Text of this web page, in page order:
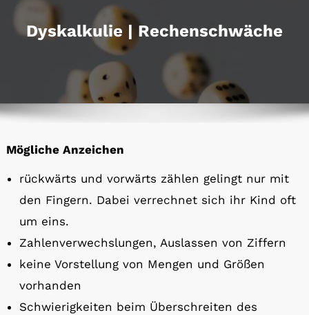
Dyskalkulie | Rechenschwäche
Mögliche Anzeichen
rückwärts und vorwärts zählen gelingt nur mit
den Fingern. Dabei verrechnet sich ihr Kind oft
um eins.
Zahlenverwechslungen, Auslassen von Ziffern
keine Vorstellung von Mengen und Größen
vorhanden
Schwierigkeiten beim Überschreiten des